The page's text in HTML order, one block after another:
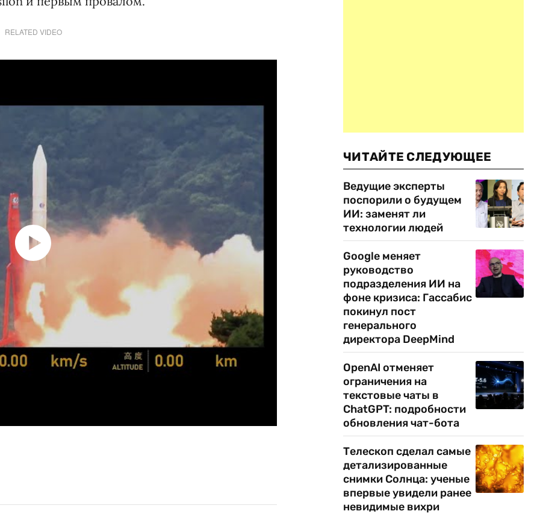
RELATED VIDEO
ЧИТАЙТЕ СЛЕДУЮЩЕЕ
Ведущие эксперты
поспорили о будущем
ИИ: заменят ли
технологии людей
Google меняет
руководство
подразделения ИИ на
фоне кризиса: Гассабис
покинул пост
генерального
директора DeepMind
OpenAI отменяет
ограничения на
текстовые чаты в
ChatGPT: подробности
обновления чат-бота
Телескоп сделал самые
детализированные
снимки Солнца: ученые
впервые увидели ранее
невидимые вихри